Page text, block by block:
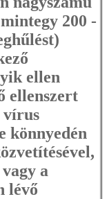
200 -
ellen
ellenszert
vírus
könnyedén
a
lévő